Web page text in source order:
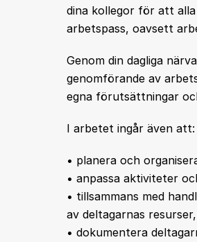
dina kollegor för att
arbetspass, oavsett
Genom din dagliga
genomförande av
egna förutsättningar
I arbetet ingår även att:
• planera och
• anpassa aktiviteter
• tillsammans med
av deltagarnas
• dokumentera